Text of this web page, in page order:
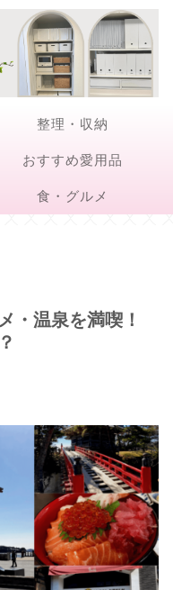
整理・収納
おすすめ愛用品
食・グルメ
・温泉を満喫！